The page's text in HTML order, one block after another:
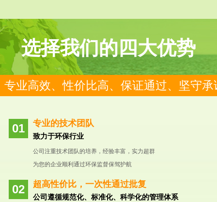
选择我们的四大优势
专业高效、性价比高、保证通过、坚守承
专业的技术团队
致力于环保行业
公司注重技术团队的培养，经验丰富，实力超群
为您的企业顺利通过环保监督保驾护航
超高性价比，一次性通过批复
公司遵循规范化、标准化、科学化的管理体系